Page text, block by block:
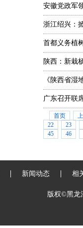
安徽党政军
浙江绍兴：
首都义务植
陕西：新栽
《陕西省湿
广东召开联
首页
22
23
45
46
新闻动态 相
版权©黑龙